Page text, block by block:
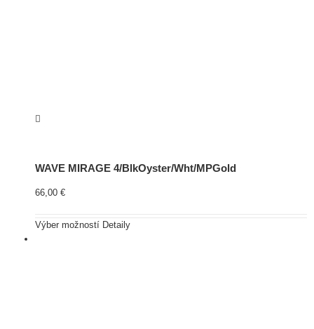
WAVE MIRAGE 4/BlkOyster/Wht/MPGold
66,00 €
Výber možností Detaily